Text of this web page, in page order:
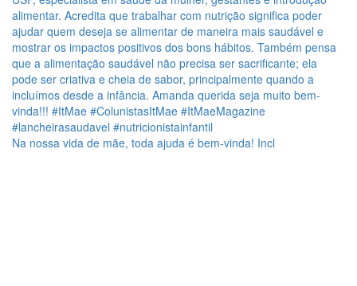
Na nossa vida de mãe, toda ajuda é bem-vinda! Incl